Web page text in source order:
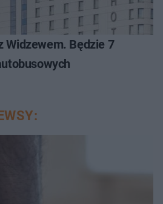
Widzewem. Będzie 7